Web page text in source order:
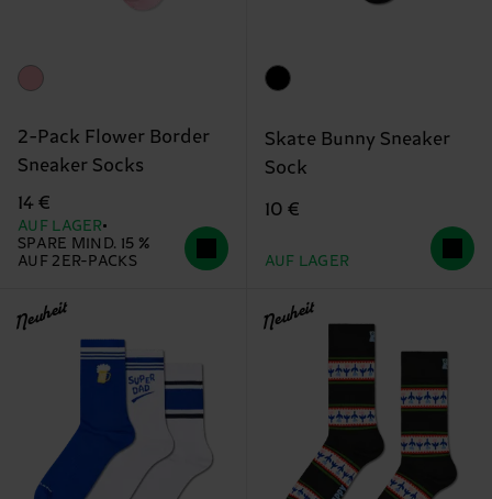
2-Pack Flower Border
Sneaker Socks
14 €
AUF LAGER
SPARE MIND. 15 %
AUF 2ER-PACKS
Skate Bunny Sneaker
Sock
10 €
AUF LAGER
Neuheit Neuheit